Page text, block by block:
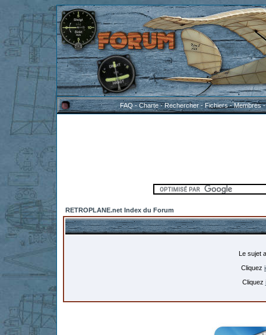
FAQ-Charte-Rechercher-Fichiers-Membres
RETROPLANE.net Index du Forum
Le sujet
Cliquez
Cliquez